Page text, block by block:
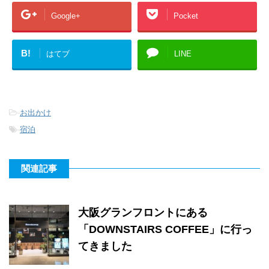
Google+ Pocket
B! はてブ LINE
-お出かけ
-宿泊
関連記事
大阪グランフロントにある
「DOWNSTAIRS COFFEE」に行っ
てきました